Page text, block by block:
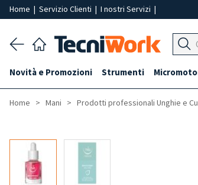
Home | Servizio Clienti | I nostri Servizi |
Novità e Promozioni Strumenti
Home Mani Prodotti professionali Unghie e